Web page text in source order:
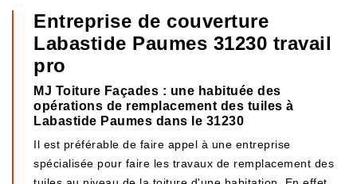
Entreprise de couverture
Labastide Paumes 31230 travail
pro
MJ Toiture Façades : une habituée des
opérations de remplacement des tuiles à
Labastide Paumes dans le 31230
Il est préférable de faire appel à une entreprise
spécialisée pour faire les travaux de remplacement des